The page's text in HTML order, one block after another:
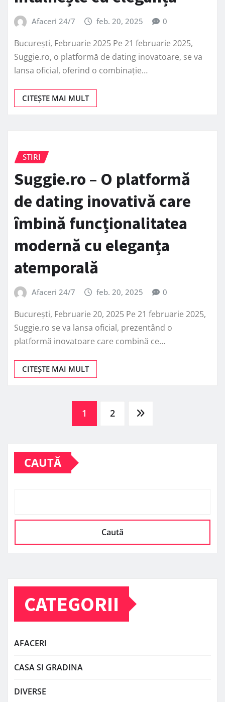
Afaceri 24/7 feb. 20, 2025 0
București, Februarie 2025 Pe 21 februarie 2025,
Suggie.ro, o platformă de dating inovatoare, se va
lansa oficial, oferind o combinație…
CITEȘTE MAI MULT
STIRI
Suggie.ro – O platformă
de dating inovativă care
îmbină funcționalitatea
modernă cu eleganța
atemporală
Afaceri 24/7 feb. 20, 2025 0
București, Februarie 20, 2025 Pe 21 februarie 2025,
Suggie.ro se va lansa oficial, prezentând o
platformă inovatoare care combină ce…
CITEȘTE MAI MULT
Paginație
articole
1 2
CAUTĂ
Caută
CATEGORII
AFACERI
CASA SI GRADINA
DIVERSE